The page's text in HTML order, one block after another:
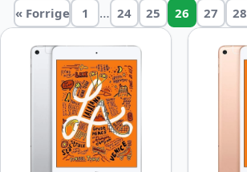
« Forrige 1 … 24 25 26 27 28